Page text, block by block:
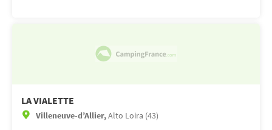
LA VIALETTE
Villeneuve-d’Allier,Alto Loira (43)